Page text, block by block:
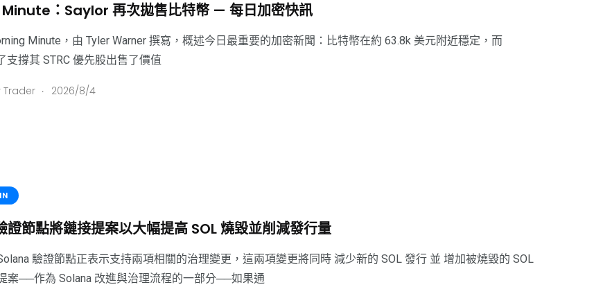
：Saylor 再次拋售比特幣 — 每日加密快訊
Minute，由 Tyler Warner 撰寫，概述今日最重要的加密新聞：比特幣在約 63.8k 美元附近穩定，而
支撐其 STRC 優先股出售了價值
Trader . 2026/8/4
節點將鏈接提案以大幅提高 SOL 燒毀並削減發行量
驗證節點正表示支持兩項相關的治理變更，這兩項變更將同時 減少新的 SOL 發行 並 增加被燒毀的 SOL
案──作為 Solana 改進與治理流程的一部分──如果通